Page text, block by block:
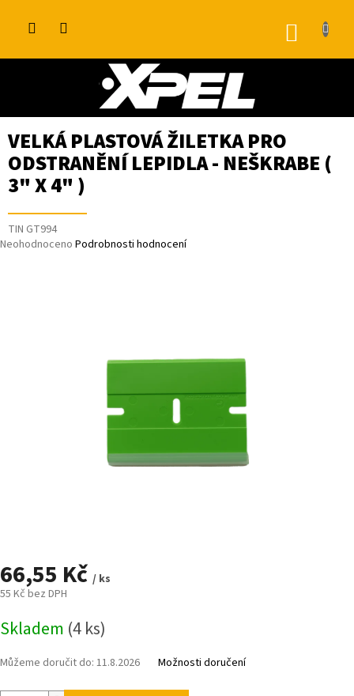
VELKÁ PLASTOVÁ ŽILETKA PRO
ODSTRANĚNÍ LEPIDLA - NEŠKRABE (
3" X 4" )
TIN GT994
Průměrné
Neohodnoceno Podrobnosti hodnocení
66,55 Kč / ks
55 Kč bez DPH
cena:
Skladem (4 ks)
Můžeme doručit do: 11.8.2026 Možnosti doručení